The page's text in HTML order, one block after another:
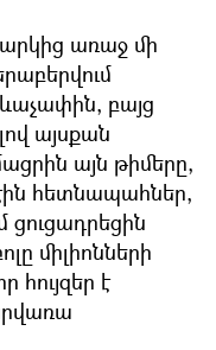
առաջ մի
բայց
այսքան
այն թիմերը,
հետնապահներ,
ցուցադրեցին
միլիոնների
հույզեր է